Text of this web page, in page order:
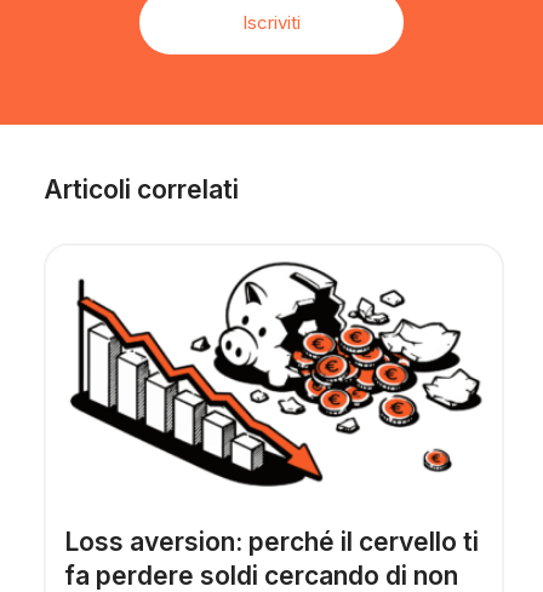
Iscriviti
Articoli correlati
Loss aversion: perché il cervello ti
fa perdere soldi cercando di non